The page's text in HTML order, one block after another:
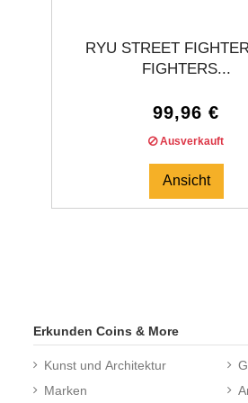
RYU STREET
FIGHTERS...
99,96 €
Ausverkauft
Ansicht
Erkunden Coins & More
Kunst und Architektur
Marken